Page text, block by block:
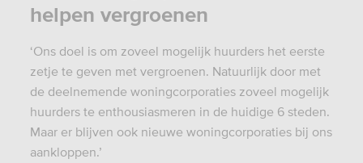
helpen vergroenen
‘Ons doel is om zoveel mogelijk huurders het eerste
zetje te geven met vergroenen. Natuurlijk door met
de deelnemende woningcorporaties zoveel mogelijk
huurders te enthousiasmeren in de huidige 6 steden.
Maar er blijven ook nieuwe woningcorporaties bij ons
aankloppen.’